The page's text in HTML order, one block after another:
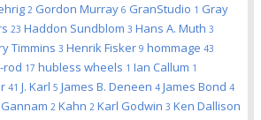
2 Gordon Murray 6 GranStudio 1 Gray
23 Haddon Sundblom 3 Hans A. Muth 3
Timmins 3 Henrik Fisker 9 hommage 43
rod 17 hubless wheels 1 Ian Callum 1
41 J. Karl 5 James B. Deneen 4 James Bond 4
2 Kahn 2 Karl Godwin 3 Ken Dallison